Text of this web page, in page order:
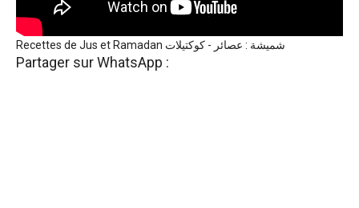
.
Recettes de Jus et Ramadan شميشة : عصائر - كوكتيلات
Partager sur WhatsApp :